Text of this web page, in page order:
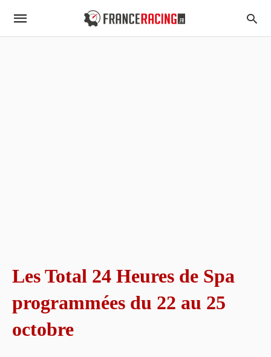
Les Total 24 Heures de Spa
programmées du 22 au 25
octobre